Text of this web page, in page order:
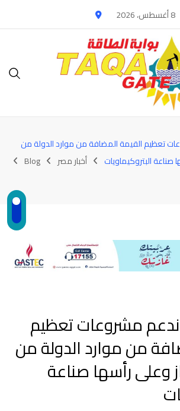
8 أغسطس، 2026
تعظيم القيمة المضافة من موارد الدولة من
صناعة البتروكيماويات
أخبار مصر
Blog
مشروعات تعظيم
من موارد الدولة من
وعلى رأسها صناعة